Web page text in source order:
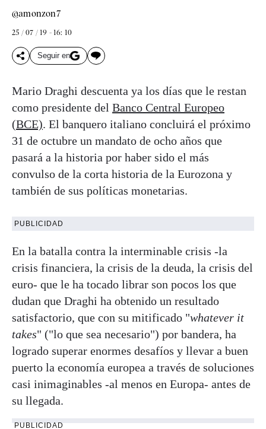
@amonzon7
25 / 07 / 19 - 16: 10
Seguir en
Mario Draghi descuenta ya los días que le restan
como presidente del Banco Central Europeo
(BCE). El banquero italiano concluirá el próximo
31 de octubre un mandato de ocho años que
pasará a la historia por haber sido el más
convulso de la corta historia de la Eurozona y
también de sus políticas monetarias.
PUBLICIDAD
En la batalla contra la interminable crisis -la
crisis financiera, la crisis de la deuda, la crisis del
euro- que le ha tocado librar son pocos los que
dudan que Draghi ha obtenido un resultado
satisfactorio, que con su mitificado "whatever it
takes" ("lo que sea necesario") por bandera, ha
logrado superar enormes desafíos y llevar a buen
puerto la economía europea a través de soluciones
casi inimaginables -al menos en Europa- antes de
su llegada.
PUBLICIDAD